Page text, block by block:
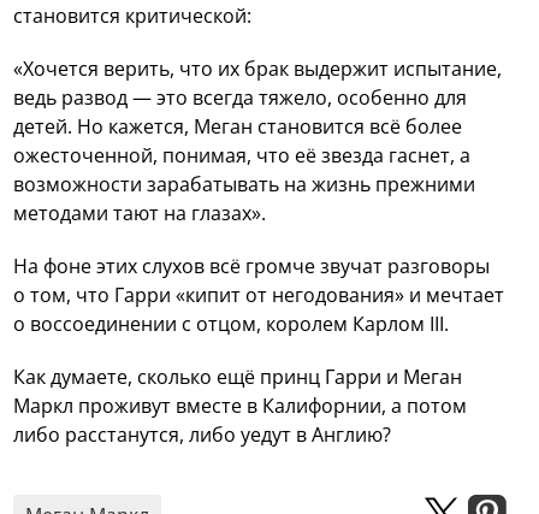
становится критической:
«Хочется верить, что их брак выдержит испытание,
ведь развод — это всегда тяжело, особенно для
детей. Но кажется, Меган становится всё более
ожесточенной, понимая, что её звезда гаснет, а
возможности зарабатывать на жизнь прежними
методами тают на глазах».
На фоне этих слухов всё громче звучат разговоры
о том, что Гарри «кипит от негодования» и мечтает
о воссоединении с отцом, королем Карлом III.
Как думаете, сколько ещё принц Гарри и Меган
Маркл проживут вместе в Калифорнии, а потом
либо расстанутся, либо уедут в Англию?